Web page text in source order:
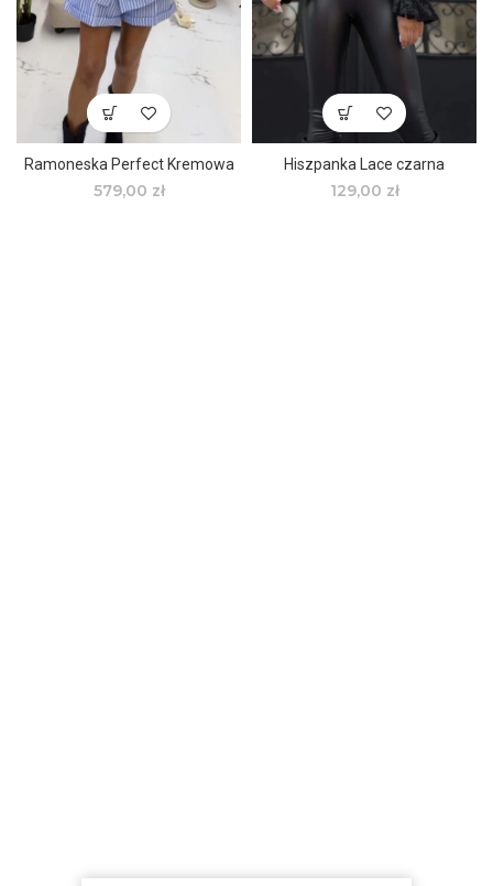
Ramoneska Perfect Kremowa
579,00 zł
Hiszpanka Lace czarna
129,00 zł